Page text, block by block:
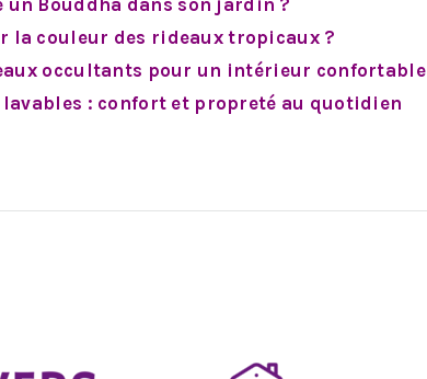
Bouddha dans son jardin ?
la couleur des rideaux tropicaux ?
occultants pour un intérieur confortable
lavables : confort et propreté au quotidien